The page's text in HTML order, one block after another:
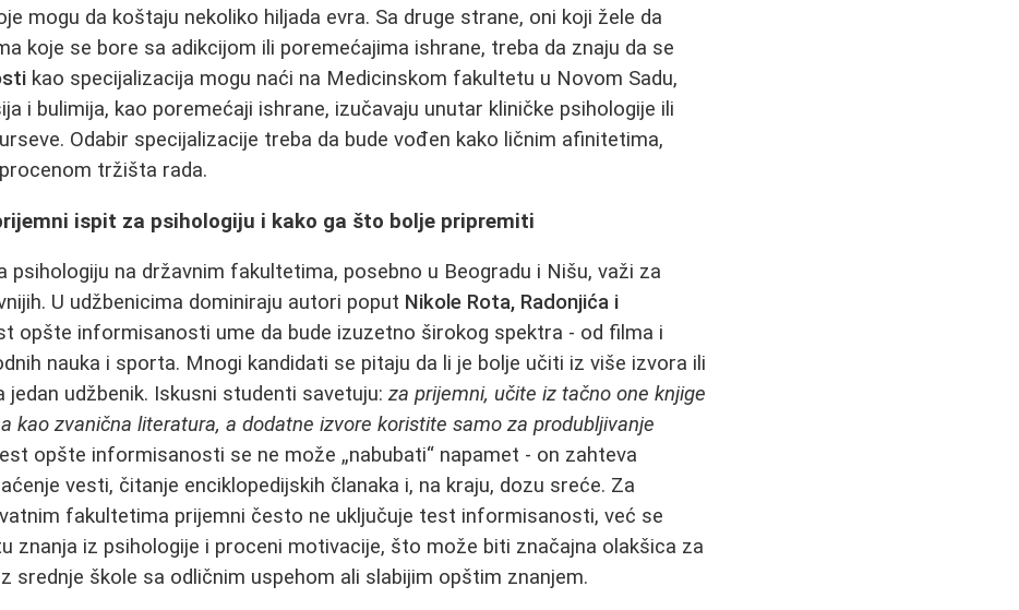
mogu da koštaju nekoliko hiljada evra. Sa druge strane, oni koji žele da
koje se bore sa adikcijom ili poremećajima ishrane, treba da znaju da se
kao specijalizacija mogu naći na Medicinskom fakultetu u Novom Sadu,
i bulimija, kao poremećaji ishrane, izučavaju unutar kliničke psihologije ili
Odabir specijalizacije treba da bude vođen kako ličnim afinitetima,
tržišta rada.
ispit za psihologiju i kako ga što bolje pripremiti
psihologiju na državnim fakultetima, posebno u Beogradu i Nišu, važi za
U udžbenicima dominiraju autori poput Nikole Rota, Radonjića i
opšte informisanosti ume da bude izuzetno širokog spektra - od filma i
nauka i sporta. Mnogi kandidati se pitaju da li je bolje učiti iz više izvora ili
jedan udžbenik. Iskusni studenti savetuju:za prijemni, učite iz tačno one knjige
kao zvanična literatura, a dodatne izvore koristite samo za produbljivanje
opšte informisanosti se ne može „nabubati“ napamet - on zahteva
vesti, čitanje enciklopedijskih članaka i, na kraju, dozu sreće. Za
fakultetima prijemni često ne uključuje test informisanosti, već se
znanja iz psihologije i proceni motivacije, što može biti značajna olakšica za
srednje škole sa odličnim uspehom ali slabijim opštim znanjem.